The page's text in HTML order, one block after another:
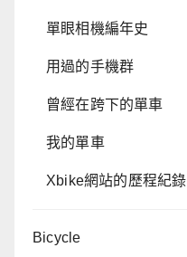
單眼相機編年史
用過的手機群
曾經在跨下的單車
我的單車
Xbike網站的歷程紀錄
Bicycle